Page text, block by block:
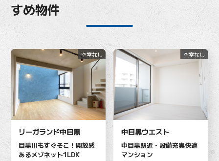
すめ物件
リーガランド中目黒
目黒川もすぐそこ！開放感
あるメゾネット1LDK
空室なし
中目黒ウエスト
中目黒駅近・設備充実快適
マンション
空室なし